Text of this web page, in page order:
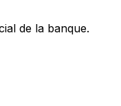
de la banque.